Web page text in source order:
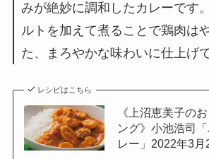
みが絶妙に調和したカレーです
ルトを加えて煮ることで鶏肉は
た、まろやかな味わいに仕上げ
レシピはこちら
《上沼恵美子の
ング》小池浩司
レー」2022年3月